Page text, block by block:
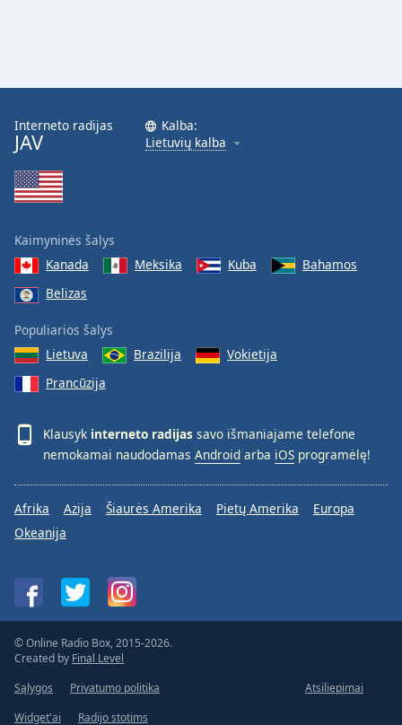
Interneto radijas
JAV
Kalba:
Lietuvių kalba
Kaimyninės šalys
Kanada
Meksika Kuba
Bahamos
Belizas
Populiarios šalys
Lietuva
Brazilija
Vokietija
Prancūzija
Klausyk interneto radijas savo išmaniajame telefone
nemokamai naudodamas Android arba iOS programėlę!
Afrika Azija Šiaurės Amerika Pietų Amerika
Europa
Okeanija
© Online Radio Box, 2015-2026.
Created by Final Level
Sąlygos
Privatumo politika
Atsiliepimai
Widget'ai
Radijo stotims